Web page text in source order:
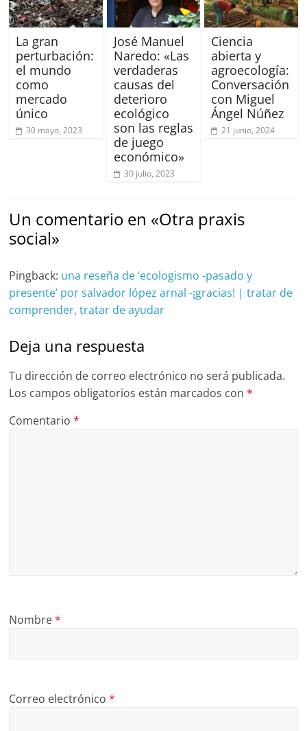
La gran
perturbación:
el mundo
como
mercado
único
30 mayo, 2023
José Manuel
Naredo: «Las
verdaderas
causas del
deterioro
ecológico
son las reglas
de juego
económico»
30 julio, 2023
Ciencia
abierta y
agroecología:
Conversación
con Miguel
Ángel Núñez
21 junio, 2024
Un comentario en «Otra praxis
social»
Pingback: una reseña de ‘ecologismo -pasado y
presente’ por salvador lópez arnal -¡gracias! | tratar de
comprender, tratar de ayudar
Deja una respuesta
Tu dirección de correo electrónico no será publicada.
Los campos obligatorios están marcados con*
Comentario*
Nombre*
Correo electrónico*